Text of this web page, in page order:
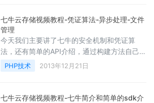
七牛云存储视频教程-凭证算法-异步处理-文件
管理
今天我们主要讲了七牛的安全机制和凭证算
法，还有简单的API介绍，通过构建方法自己定
制化开发，解决了朋友们不懂七牛APi的烦恼，
譬如七牛PO...
PHP技术 2013年12月21日
七牛云存储视频教程-七牛简介和简单的sdk介